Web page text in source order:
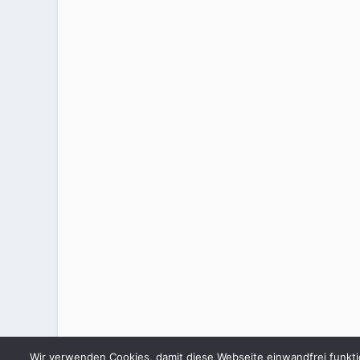
Wir verwenden Cookies, damit diese Webseite einwandfrei